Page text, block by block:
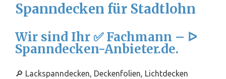
Spanndecken für Stadtlohn
Wir sind Ihr ✅ Fachmann – ᐅ
Spanndecken-Anbieter.de.
🔎 Lackspanndecken, Deckenfolien, Lichtdecken